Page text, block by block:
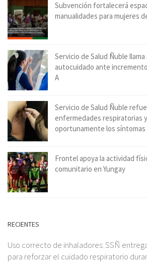
Subvención fortalecerá
manualidades para mujeres
Servicio de Salud Ñuble
autocuidado ante
A
Servicio de Salud Ñuble
enfermedades respiratorias
oportunamente los síntomas
Frontel apoya la actividad
comunitario en Yungay
RECIENTES
Uso correcto de inhaladores: SSÑ
para reforzar el cuidado respiratorio